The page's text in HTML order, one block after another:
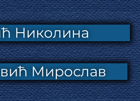
Николина
Мирослав